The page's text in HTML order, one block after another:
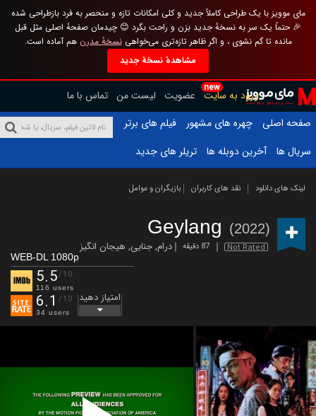
مای موویز با یک طراحی کاملاً جدید و کلی امکانات تازه و منحصر به فرد بازطراحی شده
🎉 حتماً یک سر به نسخهٔ جدید بزن و راحت بگرد 😊 چیدمان صفحهٔ اصلی مثل قبل
مانده تا گم نشوی ، و اگر ظاهر تازه‌تری می‌خواهینسخهٔ مدرن هم آماده است.
مشاهدهٔ نسخهٔ جدید
new
ورود به سایت عضویت لیست من تماس با ما
صفحه اصلی
چهره های مشهور
فیلم های برتر
سریال ها
آخرین دوبله ها تریلر های جدید
لینک های دانلود نقد های کاربران بازیگران و عوامل
Geylang (2022)
Not Rated 87 دقیقه درام,جنایی, هیجان انگیز
WEB-DL 1080p
5.5/10
116 users
6.1 /10
34 users
امتیاز دهید